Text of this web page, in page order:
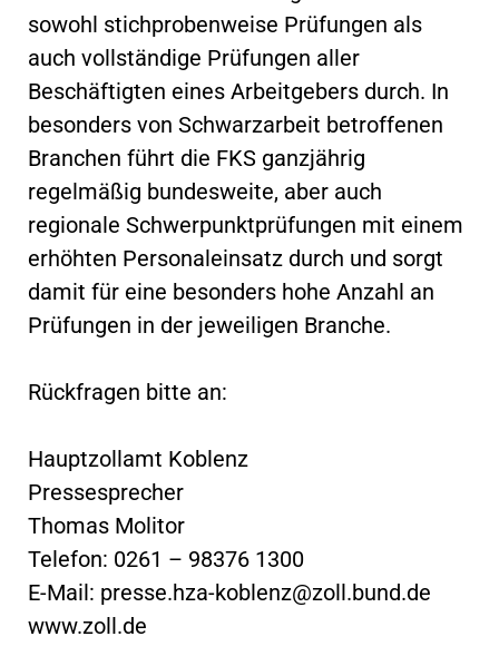
sowohl stichprobenweise Prüfungen als
auch vollständige Prüfungen aller
Beschäftigten eines Arbeitgebers durch. In
besonders von Schwarzarbeit betroffenen
Branchen führt die FKS ganzjährig
regelmäßig bundesweite, aber auch
regionale Schwerpunktprüfungen mit einem
erhöhten Personaleinsatz durch und sorgt
damit für eine besonders hohe Anzahl an
Prüfungen in der jeweiligen Branche.
Rückfragen bitte an:
Hauptzollamt Koblenz
Pressesprecher
Thomas Molitor
Telefon: 0261 – 98376 1300
E-Mail: presse.hza-koblenz@zoll.bund.de
www.zoll.de